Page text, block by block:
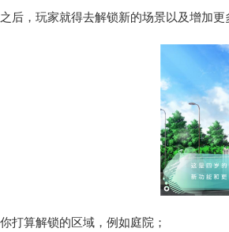
后，玩家就得去解锁新的场景以及增加更
打算解锁的区域，例如庭院；